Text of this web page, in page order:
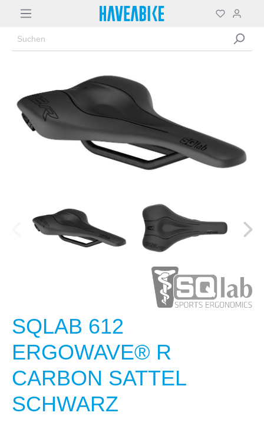
SQLAB 612
ERGOWAVE® R
CARBON SATTEL
SCHWARZ